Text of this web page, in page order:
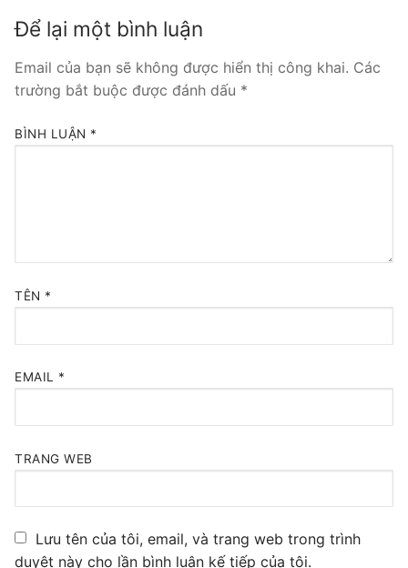
Tổng đài VoIP Yeastar S300
HOSTED PHONE SYSTEM
IPPBX FOR LARGE ENTERPRISES
FXS VoIP Gateway
FXO VoIP Gateway
VoIP GSM / 3G / 4G Gateways
E1 / T1 / PRI VoIP Gateway
PRI VoIP Gateway TE100
PRI VoIP Gateway TE200
BRI VoIP Gateway
LIÊN HỆ
Để lại một bình luận
Email của bạn sẽ không được hiển thị công khai. Các
trường bắt buộc được đánh dấu *
BÌNH LUẬN *
TÊN *
EMAIL *
TRANG WEB
Lưu tên của tôi, email, và trang web trong trình
duyệt này cho lần bình luận kế tiếp của tôi.